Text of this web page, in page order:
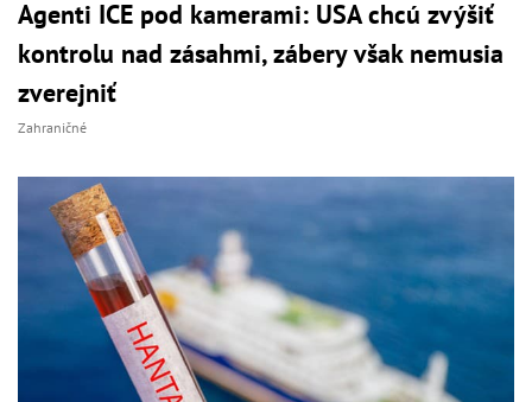
Agenti ICE pod kamerami: USA chcú zvýšiť
kontrolu nad zásahmi, zábery však nemusia
zverejniť
Zahraničné